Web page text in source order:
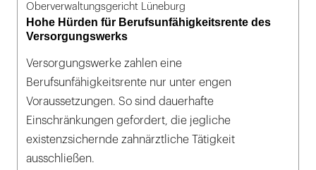
Oberverwaltungsgericht Lüneburg
Hohe Hürden für Berufsunfähigkeitsrente des
Versorgungswerks
Versorgungswerke zahlen eine
Berufsunfähigkeitsrente nur unter engen
Voraussetzungen. So sind dauerhafte
Einschränkungen gefordert, die jegliche
existenzsichernde zahnärztliche Tätigkeit
ausschließen.